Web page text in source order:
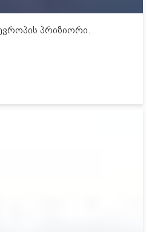
პრიზიორი.